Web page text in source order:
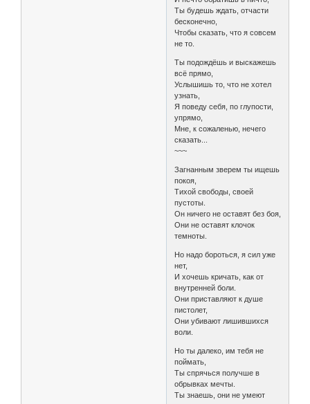
Ты будешь ждать, отчасти
бесконечно,
Чтобы сказать, что я совсем
не то.
Ты подождёшь и выскажешь
всё прямо,
Услышишь то, что не хотел
узнать,
Я поведу себя, по глупости,
упрямо,
Мне, к сожаленью, нечего
сказать...
~~~
Загнанным зверем ты ищешь
покоя,
Тихой свободы, своей
пустоты.
Он ничего не оставят без боя,
Они не оставят клочок
темноты.
Но надо бороться, я сил уже
нет,
И хочешь кричать, как от
внутренней боли.
Они приставляют к душе
пистолет,
Они убивают лишившихся
воли.
Но ты далеко, им тебя не
поймать,
Ты спрячься получше в
обрывках мечты.
Ты знаешь, они не умеют